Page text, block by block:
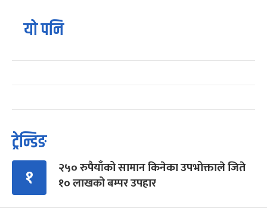
यो पनि
ट्रेन्डिङ
१
२५० रुपैयाँको सामान किनेका उपभोक्ताले जिते
१० लाखको बम्पर उपहार